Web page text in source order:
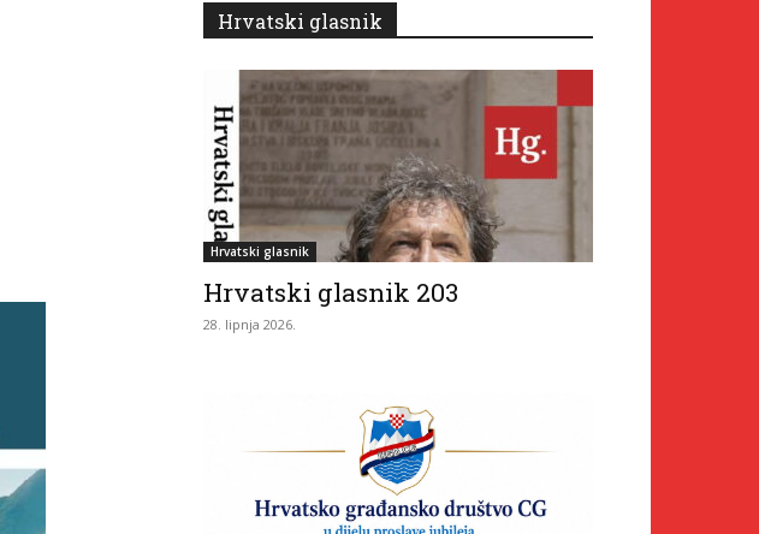
Hrvatski glasnik
Hrvatski glasnik
Hrvatski glasnik 203
28. lipnja 2026.